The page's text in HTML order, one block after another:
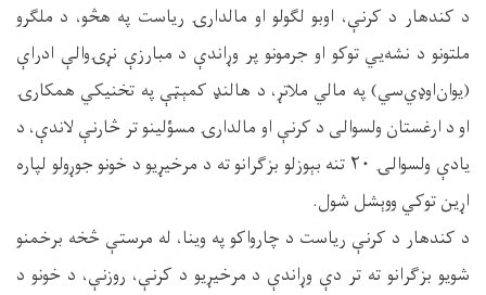
د کندهار د کرنې، اوبو لګولو او مالدارۍ ریاست په هڅو، د ملګرو
ملتونو د نشه‌یي توکو او جرمونو پر وړاندې د مبارزې نړۍوالې ادراې
(یوان‌اوډي‌سي) په مالي ملاتړ، د هالنډ کمېټې په تخنیکي همکارۍ
او د ارغستان ولسوالی د کرنې او مالدارۍ مسؤلینو تر څارنې لاندې، د
یادې ولسوالۍ ۲۰ تنه بېوزلو بزګرانو ته د مرخیړیو د خونو جوړولو لپاره
اړین توکي ووېشل شول.
د کندهار د کرنې ریاست د چارواکو په وینا، له مرستې څخه برخمنو
شویو بزګرانو ته تر دې وړاندې د مرخیړیو د کرنې، روزنې، د خونو د